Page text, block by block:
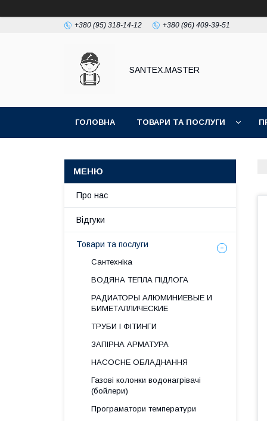
+380 (95) 318-14-12 +380 (96) 409-39-51
SANTEX.MASTER
ГОЛОВНА ТОВАРИ ТА ПОСЛУГИ
Про нас
Відгуки
Товари та послуги
Сантехніка
ВОДЯНА ТЕПЛА ПІДЛОГА
РАДИАТОРЫ АЛЮМИНИЕВЫЕ И
БИМЕТАЛЛИЧЕСКИЕ
ТРУБИ І ФІТИНГИ
ЗАПІРНА АРМАТУРА
НАСОСНЕ ОБЛАДНАННЯ
Газові колонки водонагрівачі
(бойлери)
Програматори температури